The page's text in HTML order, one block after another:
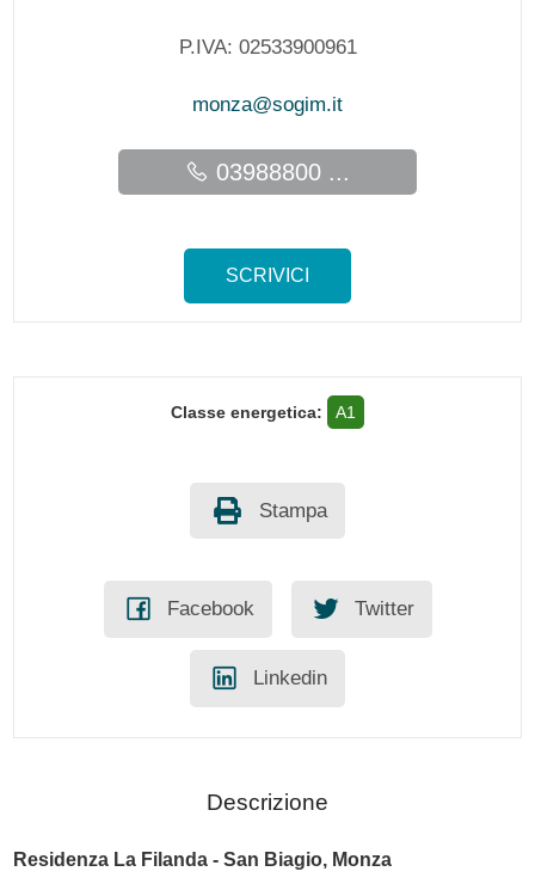
P.IVA: 02533900961
monza@sogim.it
03988800 ...
SCRIVICI
Classe energetica: A1
Stampa
Facebook Twitter
Linkedin
Descrizione
Residenza La Filanda - San Biagio, Monza